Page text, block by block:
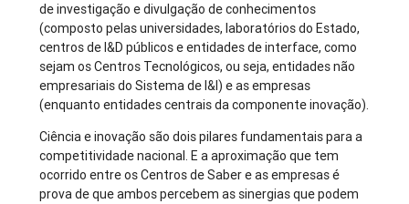
de investigação e divulgação de conhecimentos
(composto pelas universidades, laboratórios do Estado,
centros de I&D públicos e entidades de interface, como
sejam os Centros Tecnológicos, ou seja, entidades não
empresariais do Sistema de I&I) e as empresas
(enquanto entidades centrais da componente inovação).
Ciência e inovação são dois pilares fundamentais para a
competitividade nacional. E a aproximação que tem
ocorrido entre os Centros de Saber e as empresas é
prova de que ambos percebem as sinergias que podem